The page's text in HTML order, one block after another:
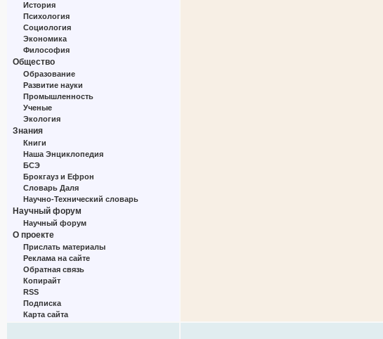
История
Психология
Социология
Экономика
Философия
Общество
Образование
Развитие науки
Промышленность
Ученые
Экология
Знания
Книги
Наша Энциклопедия
БСЭ
Брокгауз и Ефрон
Словарь Даля
Научно-Технический словарь
Научный форум
Научный форум
О проекте
Прислать материалы
Реклама на сайте
Обратная связь
Копирайт
RSS
Подписка
Карта сайта